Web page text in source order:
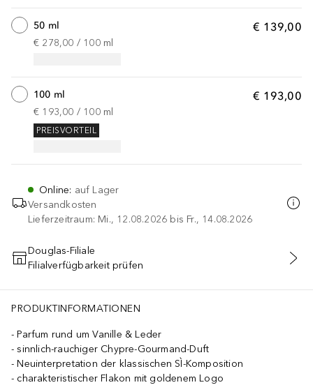
€ 139,00
50 ml
€ 278,00 / 100 ml
€ 193,00
100 ml
€ 193,00 / 100 ml
PREISVORTEIL
Online: auf Lager
Versandkosten
Lieferzeitraum: Mi., 12.08.2026 bis Fr., 14.08.2026
IN DEN WARENKORB
Douglas-Filiale
Filialverfügbarkeit prüfen
PRODUKTINFORMATIONEN
Parfum rund um Vanille & Leder
sinnlich-rauchiger Chypre-Gourmand-Duft
Neuinterpretation der klassischen SÌ-Komposition
charakteristischer Flakon mit goldenem Logo